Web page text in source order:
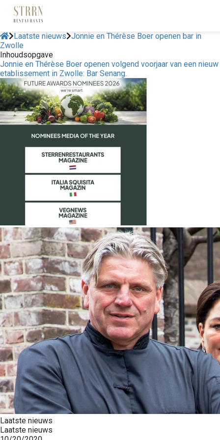
Laatste nieuws Jonnie en Thérèse Boer openen bar in
Zwolle
Inhoudsopgave
Jonnie en Thérèse Boer openen volgend voorjaar van een nieuw
etablissement in Zwolle: Bar Senang.
Laatste nieuws
Laatste nieuws